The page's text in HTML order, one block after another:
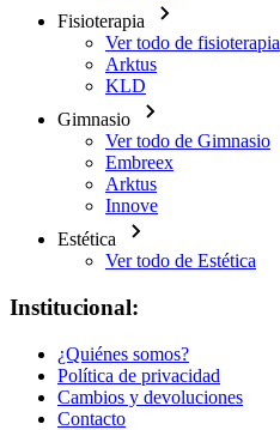
Fisioterapia
Ver todo de fisioterapia
Arktus
KLD
Gimnasio
Ver todo de Gimnasio
Embreex
Arktus
Innove
Estética
Ver todo de Estética
Institucional:
¿Quiénes somos?
Política de privacidad
Cambios y devoluciones
Contacto